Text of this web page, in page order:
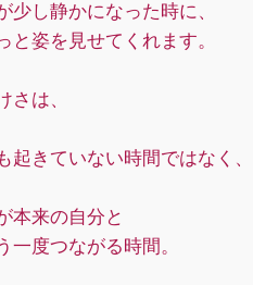
少し静かになった時に、
と姿を見せてくれます。
さは、
起きていない時間ではなく、
本来の自分と
一度つながる時間。